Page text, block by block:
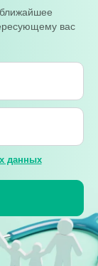
вас
данных